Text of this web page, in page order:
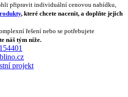
připravit individuální cenovou nabídku,
, které chcete nacenit, a doplňte jejich
řešení nebo se potřebujete
náš tým níže.
projekt